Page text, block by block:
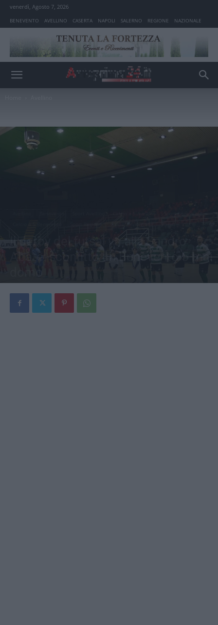
venerdì, Agosto 7, 2026
BENEVENTO AVELLINO CASERTA NAPOLI SALERNO REGIONE NAZIONALE
Il derby del futsal va alla Sandro
Abate: sconfitto un Benevento 5 mai